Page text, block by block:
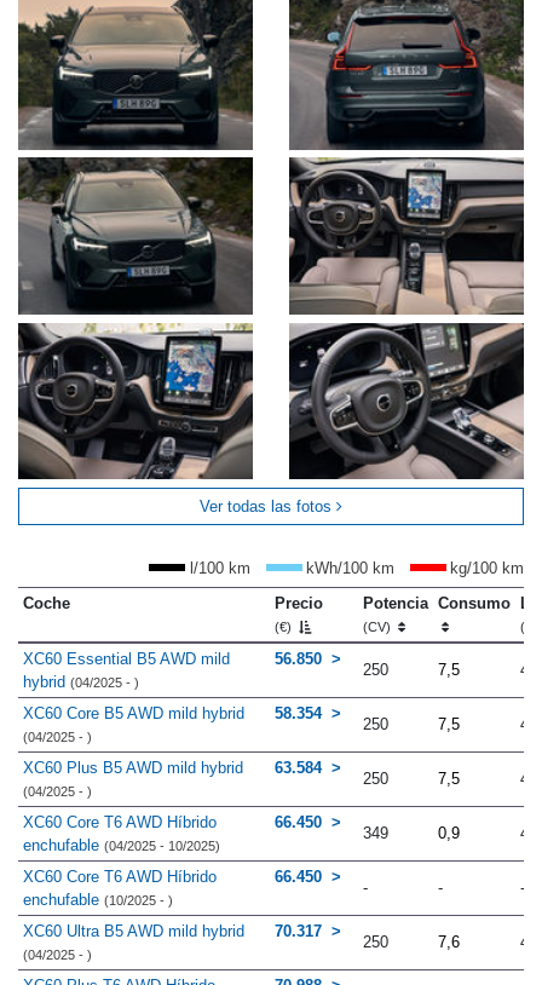
Ver todas las fotos
l/100 km kWh/100 km
kg/100 km
Coche
Precio
(€)
Potencia
(CV)
Consumo
XC60 Essential B5 AWD mild
hybrid (04/2025 - )
56.850
250 7,5
XC60 Core B5 AWD mild hybrid
(04/2025 - )
58.354
250 7,5
XC60 Plus B5 AWD mild hybrid
(04/2025 - )
63.584
250 7,5
XC60 Core T6 AWD Híbrido
enchufable (04/2025 - 10/2025)
66.450
349 0,9
XC60 Core T6 AWD Híbrido
enchufable (10/2025 - )
66.450
- - -
XC60 Ultra B5 AWD mild hybrid
(04/2025 - )
70.317
250 7,6